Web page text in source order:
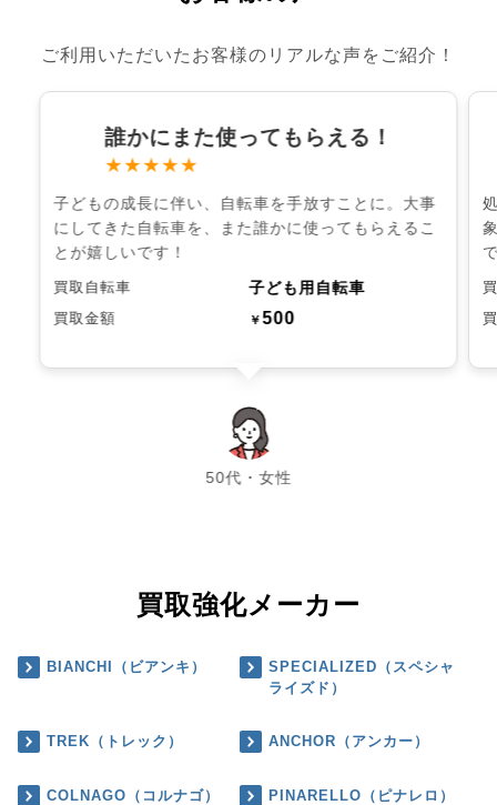
ご利用いただいたお客様のリアルな声をご紹介！
誰かにまた使ってもらえる！
★★★★★
子どもの成長に伴い、自転車を手放すことに。大事
にしてきた自転車を、また誰かに使ってもらえるこ
とが嬉しいです！
買取自転車 子ども用自転車
買取金額 ￥500
50代・女性
chevron_left chevron_right
買取強化メーカー
BIANCHI（ビアンキ）
SPECIALIZED（スペシャ
ライズド）
TREK（トレック） ANCHOR（アンカー）
COLNAGO（コルナゴ） PINARELLO（ピナレロ）